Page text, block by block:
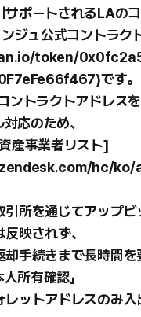
サポートされるLAの
ジュ公式コントラク
token/
です。
ントラクトアドレス
応のため、
産事業者リスト]
hc/
引所を通じてアップビ
映されず、
却手続きまで長時間
所有確認」
レットアドレスのみ入